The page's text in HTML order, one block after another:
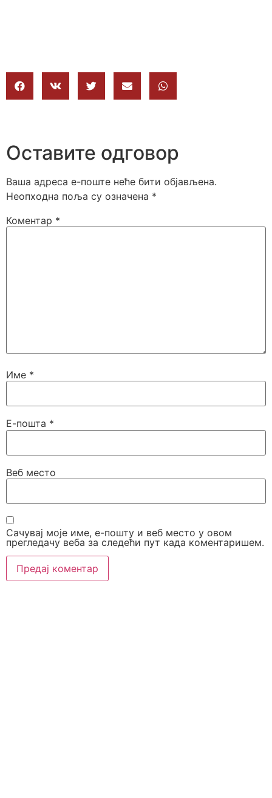
Оставите одговор
Ваша адреса е-поште неће бити објављена.
Неопходна поља су означена *
Коментар *
Име *
Е-пошта *
Веб место
Сачувај моје име, е-пошту и веб место у овом
прегледачу веба за следећи пут када коментаришем.